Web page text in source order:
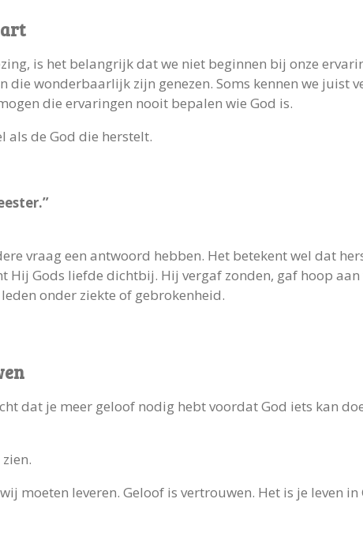
is het belangrijk dat we niet beginnen bij onze
die wonderbaarlijk zijn genezen. Soms kennen we juist
die ervaringen nooit bepalen wie God is.
als de God die herstelt.
vraag een antwoord hebben. Het betekent wel dat
Hij Gods liefde dichtbij. Hij vergaf zonden, gaf hoop
onder ziekte of gebrokenheid.
dat je meer geloof nodig hebt voordat God iets kan
moeten leveren. Geloof is vertrouwen. Het is je leven